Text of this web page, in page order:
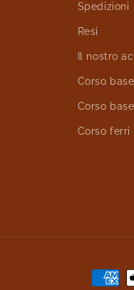
Spedizioni
Resi
Il nostro
Corso
Corso
Corso
Metodi